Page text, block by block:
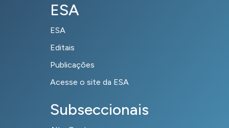
ESA
ESA
Editais
Publicações
Acesse o site da ESA
Subseccionais